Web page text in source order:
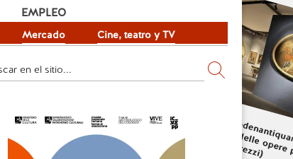
Mercado Cine, teatro y TV
EMPLEO